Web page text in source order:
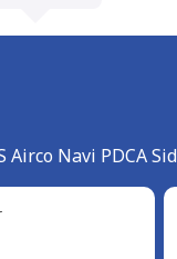
Airco Navi PDCA